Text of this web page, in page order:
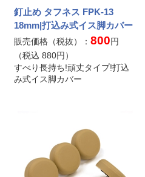
釘止め タフネス FPK-13
18mm|打込み式イス脚カバー
販売価格（税抜）：800円
（税込880円）
すべり長持ち!頑丈タイプ!打込
み式イス脚カバー